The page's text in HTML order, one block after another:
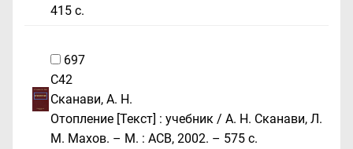
415 c.
697
С42
Сканави, А. Н.
Отопление [Текст] : учебник / А. Н. Сканави, Л.
М. Махов. – М. : АСВ, 2002. – 575 с.